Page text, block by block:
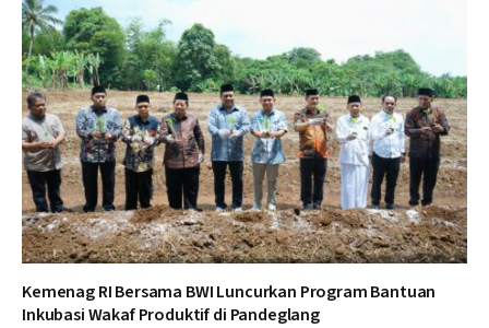
Kemenag RI Bersama BWI Luncurkan Program Bantuan
Inkubasi Wakaf Produktif di Pandeglang